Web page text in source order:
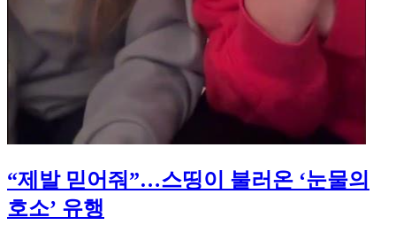
“제발 믿어줘”…스띵이 불러온 ‘눈물의
호소’ 유행